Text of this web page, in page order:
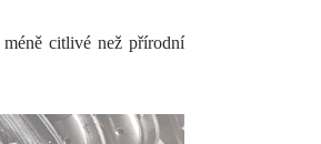
citlivé než přírodní